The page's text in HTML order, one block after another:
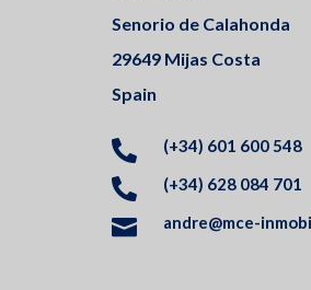
Senorio de Calahonda
29649 Mijas Costa
Spain
 (+34) 601 600 548
 (+34) 628 084 701
 andre@mce-